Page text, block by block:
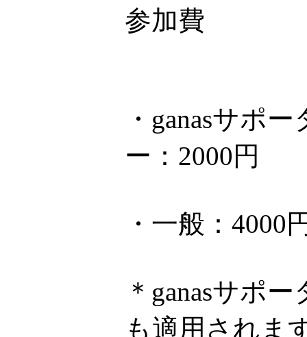
参加費
・ganasサポ
ー：2000円
・一般：4000
＊ganasサポ
も適用されま